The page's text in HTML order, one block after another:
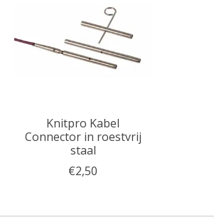
Knitpro Kabel
Connector in roestvrij
staal
€2,50